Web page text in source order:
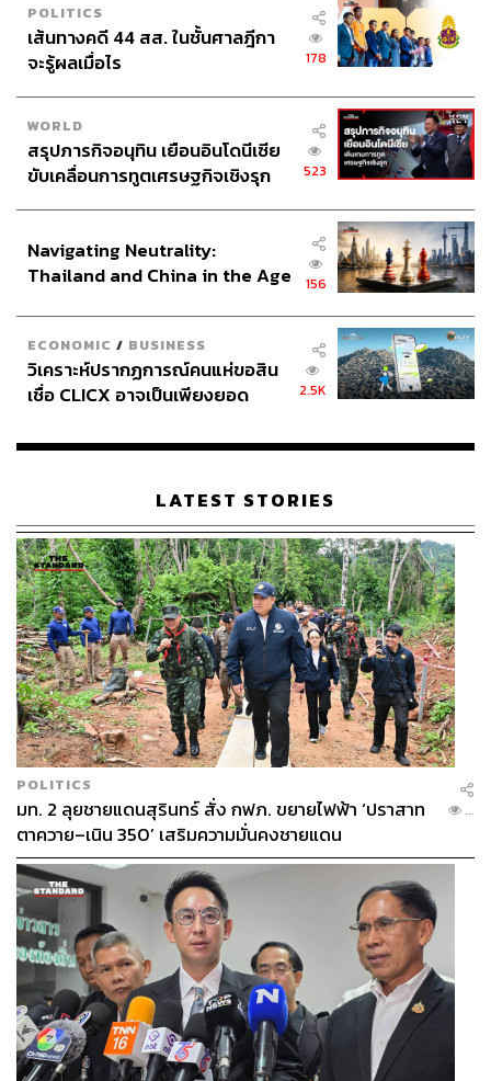
POLITICS
เส้นทางคดี 44 สส. ในชั้นศาลฎีกา
จะรู้ผลเมื่อไร
178
WORLD
สรุปภารกิจอนุทิน เยือนอินโดนีเซีย
ขับเคลื่อนการทูตเศรษฐกิจเชิงรุก
523
Navigating Neutrality:
Thailand and China in the Age
156
ECONOMIC / BUSINESS
วิเคราะห์ปรากฏการณ์คนแห่ขอสิน
เชื่อ CLICX อาจเป็นเพียงยอด
เรือนไทยที่ถูกซุกไว้
2.5K
LATEST STORIES
POLITICS
มท. 2 ลุยชายแดนสุรินทร์ สั่ง กฟภ. ขยายไฟฟ้า ‘ปราสาท
ตาควาย–เนิน 350’ เสริมความมั่นคงชายแดน
...